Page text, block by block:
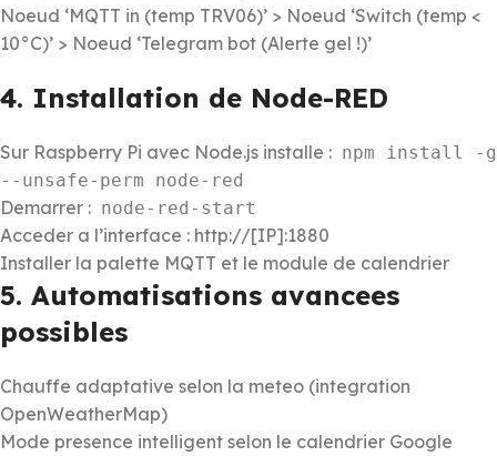
Noeud ‘MQTT in (temp TRV06)’ > Noeud ‘Switch (temp <
10°C)’ > Noeud ‘Telegram bot (Alerte gel !)’
4. Installation de Node-RED
Sur Raspberry Pi avec Node.js installe : npm install -g
--unsafe-perm node-red
Demarrer : node-red-start
Acceder a l’interface : http://[IP]:1880
Installer la palette MQTT et le module de calendrier
5. Automatisations avancees
possibles
Chauffe adaptative selon la meteo (integration
OpenWeatherMap)
Mode presence intelligent selon le calendrier Google